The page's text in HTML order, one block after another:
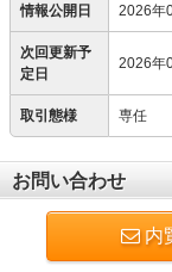
情報公開日 2026年
次回更新予
定日
2026年
取引態様 専任
お問い合わせ
内